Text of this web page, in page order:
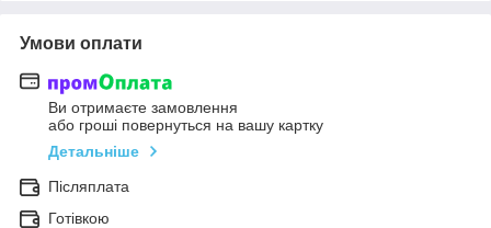
Умови оплати
Ви отримаєте замовлення
або гроші повернуться на вашу картку
Детальніше
Післяплата
Готівкою